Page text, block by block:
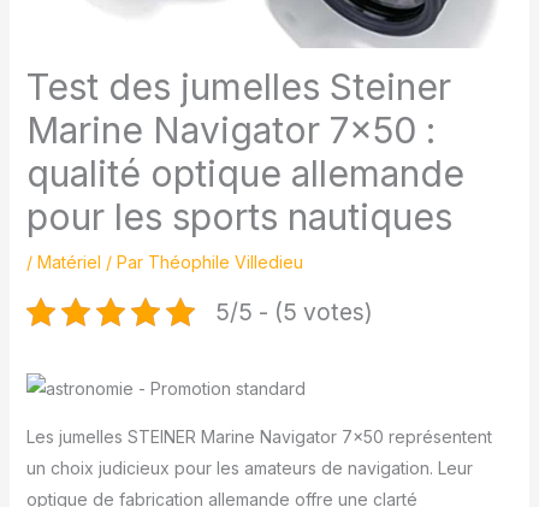
Test des jumelles Steiner
Marine Navigator 7×50 :
qualité optique allemande
pour les sports nautiques
/ Matériel / Par Théophile Villedieu
5/5 - (5 votes)
Les jumelles STEINER Marine Navigator 7×50 représentent
un choix judicieux pour les amateurs de navigation. Leur
optique de fabrication allemande offre une clarté